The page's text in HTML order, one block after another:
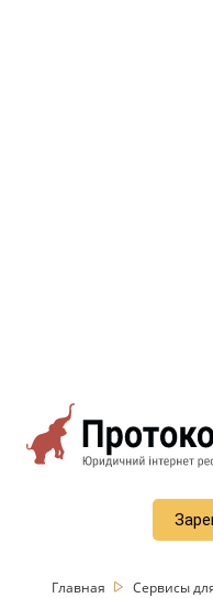
Главная Сервисы